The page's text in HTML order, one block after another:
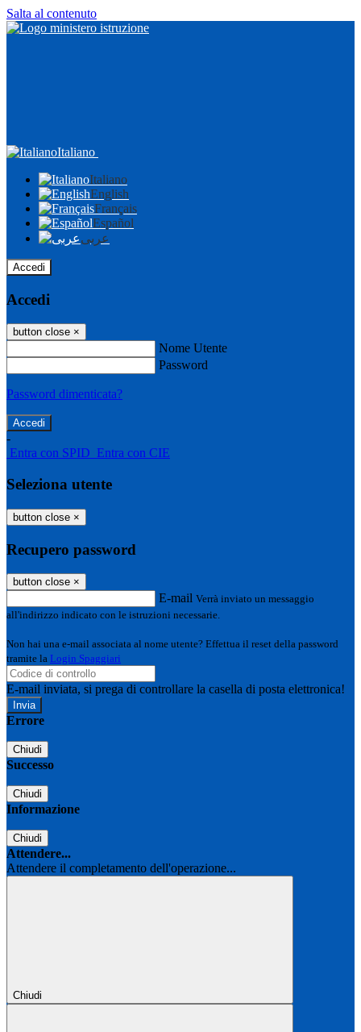
Salta al contenuto
Italiano
Italiano
English
Français
Español
عربى
Accedi
Accedi
button close ×
Nome Utente
Password
Password dimenticata?
-
Entra con SPID Entra con CIE
Seleziona utente
button close ×
Recupero password
button close ×
E-mail Verrà inviato un messaggio
all'indirizzo indicato con le istruzioni necessarie.
Non hai una e-mail associata al nome utente? Effettua il reset della password
tramite la Login Spaggiari
E-mail inviata, si prega di controllare la casella di posta elettronica!
Errore
Chiudi
Successo
Chiudi
Informazione
Chiudi
Attendere...
Attendere il completamento dell'operazione...
Chiudi